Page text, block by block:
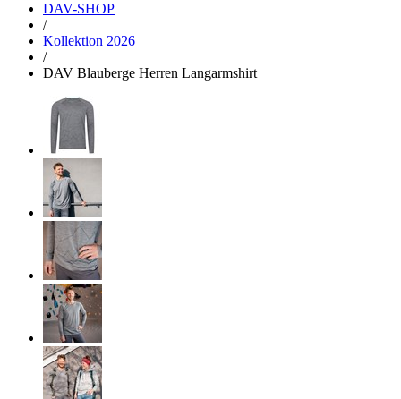
DAV-SHOP
/
Kollektion 2026
/
DAV Blauberge Herren Langarmshirt